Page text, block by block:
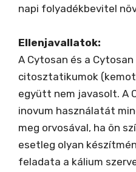
napi folyadékbevitel
Ellenjavallatok:
A Cytosan és a
citosztatikumok
együtt nem javasolt. A
inovum használatát
meg orvosával, ha ön
esetleg olyan
feladata a kálium